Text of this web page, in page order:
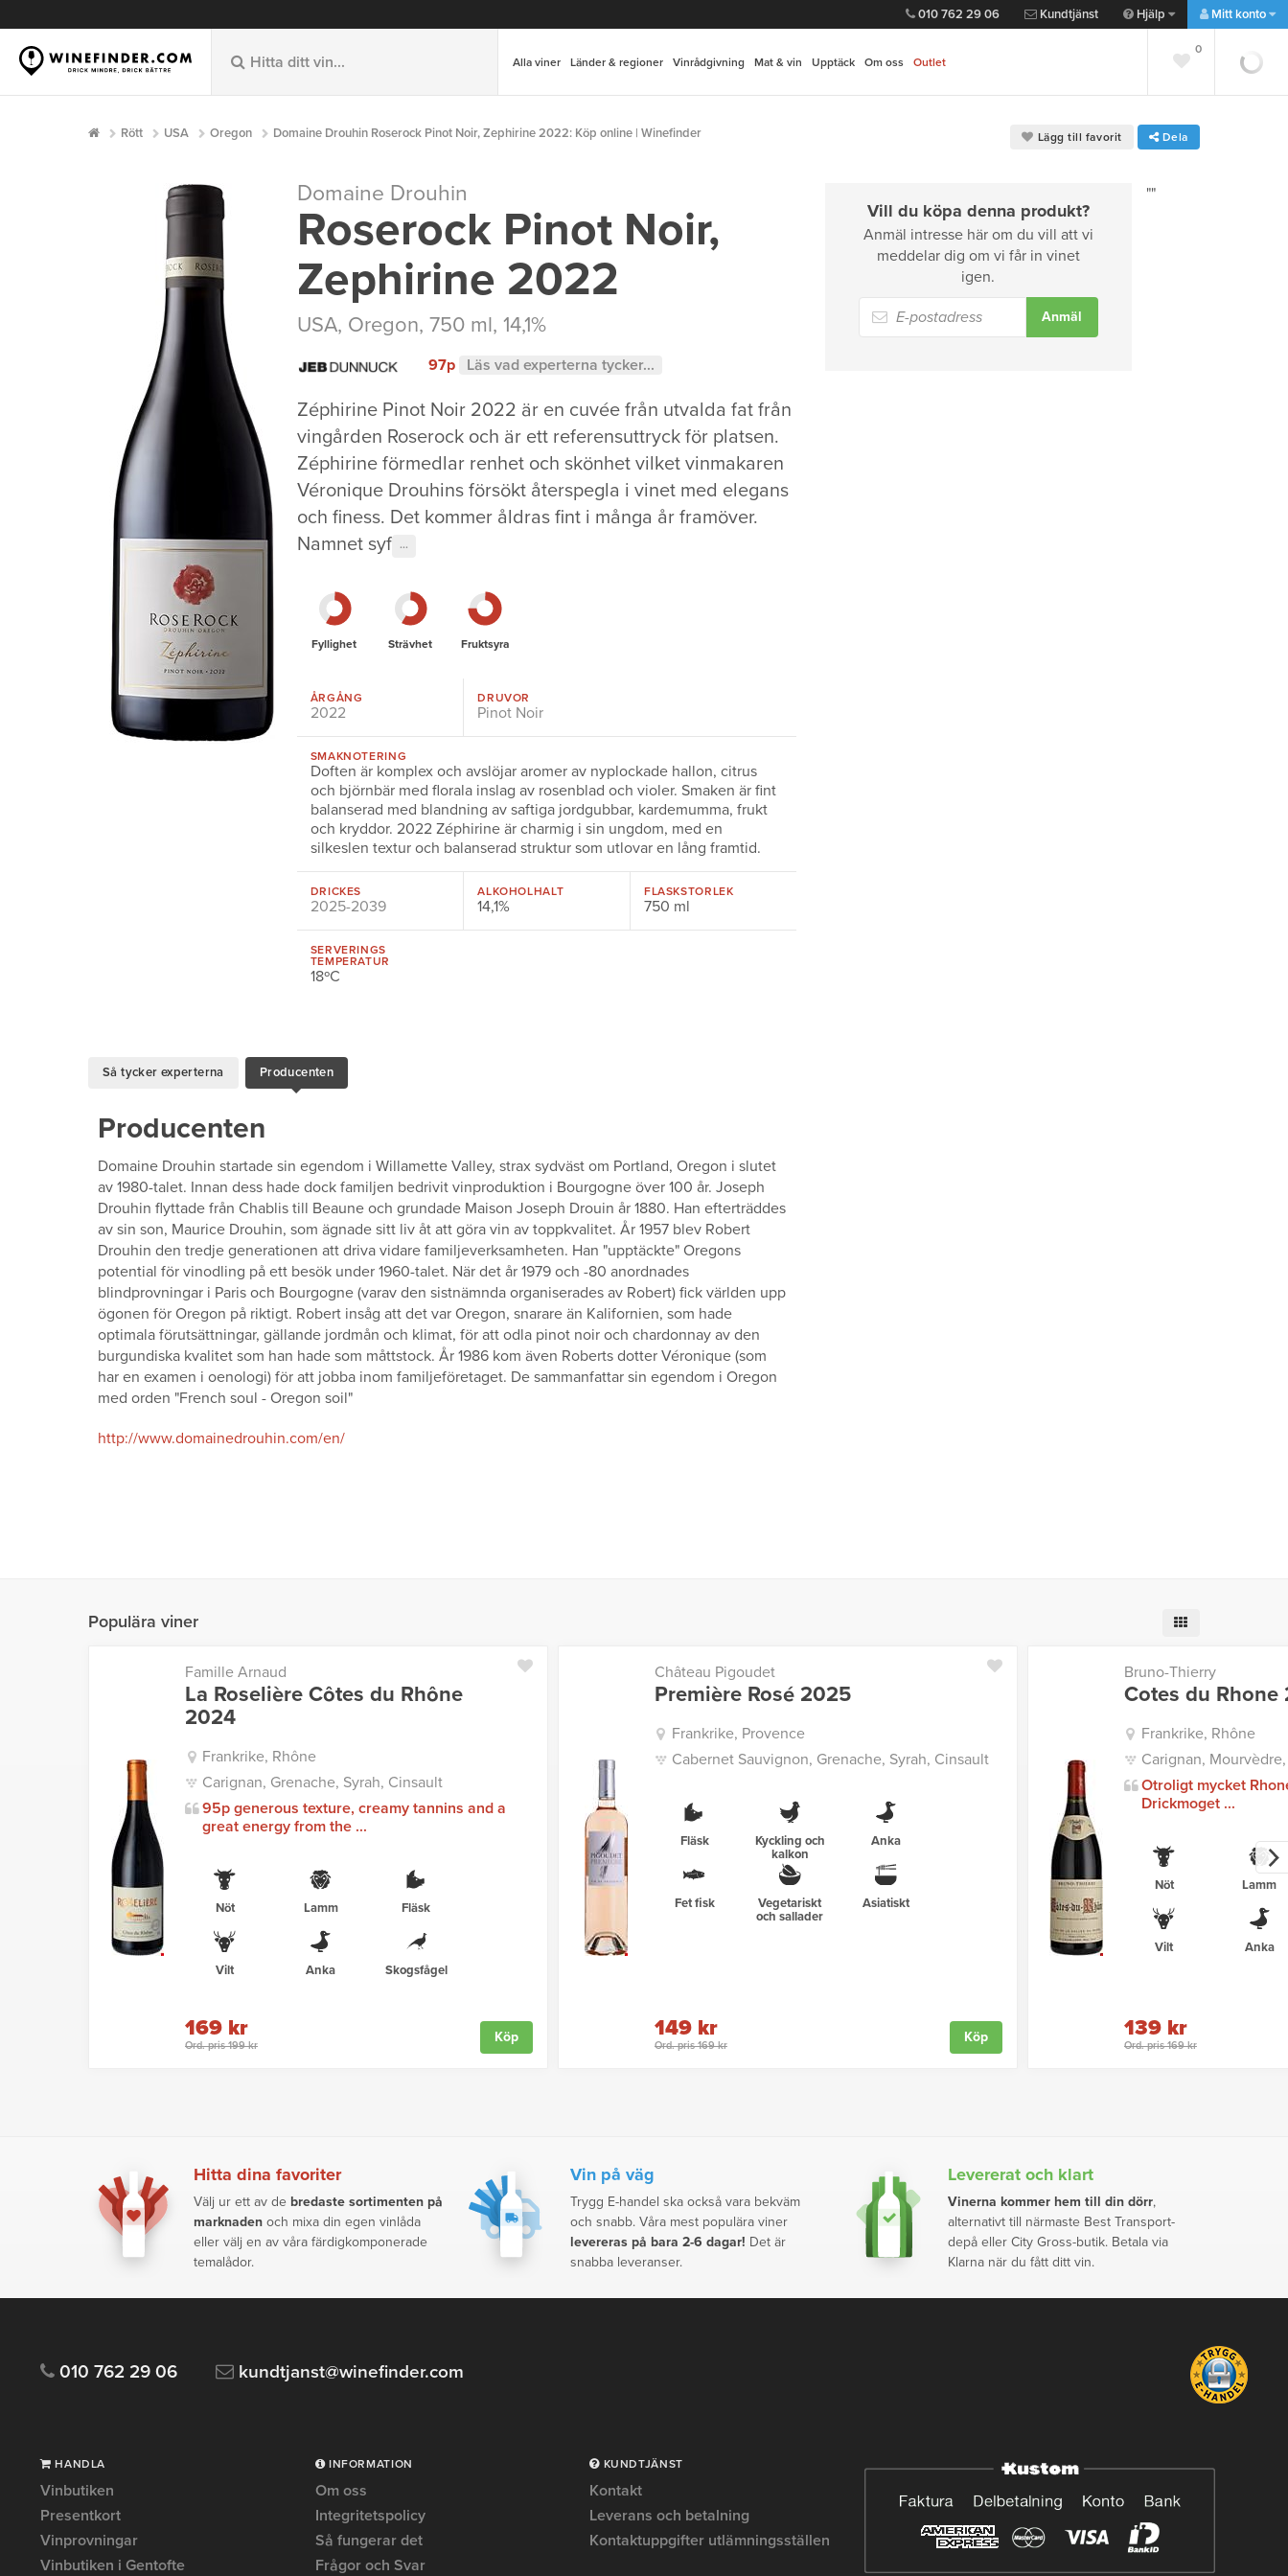
010 762 29 06 Kundtjänst Hjälp Mitt konto
Alla viner Länder & regioner Vinrådgivning Mat & vin Upptäck Om oss Outlet
0
0
Rött USA Oregon Domaine Drouhin Roserock Pinot Noir, Zephirine 2022: Köp online | Winefinder Lägg till favorit Dela
Domaine Drouhin
Roserock Pinot Noir,
Zephirine 2022
USA, Oregon, 750 ml, 14,1%
97p Läs vad experterna tycker...
Zéphirine Pinot Noir 2022 är en cuvée från utvalda fat från
vingården Roserock och är ett referensuttryck för platsen.
Zéphirine förmedlar renhet och skönhet vilket vinmakaren
Véronique Drouhins försökt återspegla i vinet med elegans
och finess. Det kommer åldras fint i många år framöver.
Namnet syf
···
Vill du köpa denna produkt?
Anmäl intresse här om du vill att vi
meddelar dig om vi får in vinet
igen.
Anmäl
Fyllighet Strävhet Fruktsyra
ÅRGÅNG
2022
DRUVOR
Pinot Noir
SMAKNOTERING
Doften är komplex och avslöjar aromer av nyplockade hallon, citrus
och björnbär med florala inslag av rosenblad och violer. Smaken är fint
balanserad med blandning av saftiga jordgubbar, kardemumma, frukt
och kryddor. 2022 Zéphirine är charmig i sin ungdom, med en
silkeslen textur och balanserad struktur som utlovar en lång framtid.
DRICKES
2025-2039
ALKOHOLHALT
14,1%
FLASKSTORLEK
750 ml
SERVERINGS
TEMPERATUR
18ºC
Så tycker experterna Producenten
Producenten
Domaine Drouhin startade sin egendom i Willamette Valley, strax sydväst om Portland, Oregon i slutet
av 1980-talet. Innan dess hade dock familjen bedrivit vinproduktion i Bourgogne över 100 år. Joseph
Drouhin flyttade från Chablis till Beaune och grundade Maison Joseph Drouin år 1880. Han efterträddes
av sin son, Maurice Drouhin, som ägnade sitt liv åt att göra vin av toppkvalitet. År 1957 blev Robert
Drouhin den tredje generationen att driva vidare familjeverksamheten. Han "upptäckte" Oregons
potential för vinodling på ett besök under 1960-talet. När det år 1979 och -80 anordnades
blindprovningar i Paris och Bourgogne (varav den sistnämnda organiserades av Robert) fick världen upp
ögonen för Oregon på riktigt. Robert insåg att det var Oregon, snarare än Kalifornien, som hade
optimala förutsättningar, gällande jordmån och klimat, för att odla pinot noir och chardonnay av den
burgundiska kvalitet som han hade som måttstock. År 1986 kom även Roberts dotter Véronique (som
har en examen i oenologi) för att jobba inom familjeföretaget. De sammanfattar sin egendom i Oregon
med orden "French soul - Oregon soil"
http://www.domainedrouhin.com/en/
""
Populära viner
Famille Arnaud
La Roselière Côtes du Rhône
2024
Frankrike, Rhône
Carignan, Grenache, Syrah, Cinsault
95p generous texture, creamy tannins and a
great energy from the ...
Nöt Lamm Fläsk
Vilt Anka Skogsfågel
Ord. pris 199 kr
169 kr Köp
Château Pigoudet
Première Rosé 2025
Frankrike, Provence
Cabernet Sauvignon, Grenache, Syrah, Cinsault
Fläsk
Kyckling och
kalkon
Anka
Fet fisk
Vegetariskt
och sallader
Asiatiskt
Ord. pris 169 kr
149 kr Köp
Bruno-Thierry
Cotes du Rhone
Frankrike, Rhône
Carignan,
Otroligt mycket
Drickmoget ...
Nöt Lamm
Vilt Anka
Ord. pris 169 kr
139 kr
Hitta dina favoriter
Välj ur ett av de bredaste sortimenten på
marknaden och mixa din egen vinlåda
eller välj en av våra färdigkomponerade
temalådor.
Vin på väg
Trygg E-handel ska också vara bekväm
och snabb. Våra mest populära viner
levereras på bara 2-6 dagar! Det är
snabba leveranser.
Levererat och klart
Vinerna kommer hem till din dörr,
alternativt till närmaste Best Transport-
depå eller City Gross-butik. Betala via
Klarna när du fått ditt vin.
010 762 29 06 kundtjanst@winefinder.com
HANDLA
Vinbutiken
Presentkort
Vinprovningar
Vinbutiken i Gentofte
INFORMATION
Om oss
Integritetspolicy
Så fungerar det
Frågor och Svar
KUNDTJÄNST
Kontakt
Leverans och betalning
Kontaktuppgifter utlämningsställen